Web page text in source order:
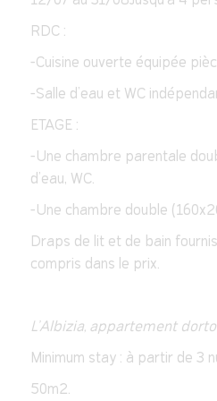
RDC :
-Cuisine ouverte équipée
-Salle d’eau et WC
ETAGE :
-Une chambre parentale
d’eau, WC.
-Une chambre double
Draps de lit et de bain
compris dans le prix.
L'Albizia, appartement
Minimum stay : à partir de 3
50m2.